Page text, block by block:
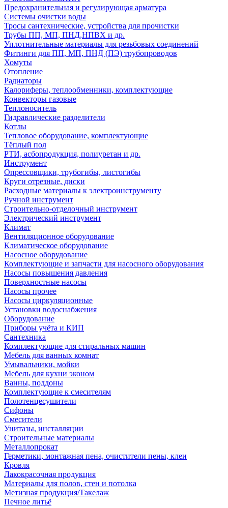
Предохранительная и регулирующая арматура
Системы очистки воды
Тросы сантехнические, устройства для прочистки
Трубы ПП, МП, ПНД,НПВХ и др.
Уплотнительные материалы для резьбовых соединений
Фитинги для ПП, МП, ПНД (ПЭ) трубопроводов
Хомуты
Отопление
Радиаторы
Калориферы, теплообменники, комплектующие
Конвекторы газовые
Теплоноситель
Гидравлические разделители
Котлы
Тепловое оборудование, комплектующие
Тёплый пол
РТИ, асбопродукция, полиуретан и др.
Инструмент
Опрессовщики, трубогибы, листогибы
Круги отрезные, диски
Расходные материалы к электроинструменту
Ручной инструмент
Строительно-отделочный инструмент
Электрический инструмент
Климат
Вентиляционное оборудование
Климатическое оборудование
Насосное оборудование
Комплектующие и запчасти для насосного оборудования
Насосы повышения давления
Поверхностные насосы
Насосы прочее
Насосы циркуляционные
Установки водоснабжения
Оборудование
Приборы учёта и КИП
Сантехника
Комплектующие для стиральных машин
Мебель для ванных комнат
Умывальники, мойки
Мебель для кухни эконом
Ванны, поддоны
Комплектующие к смесителям
Полотенцесушители
Сифоны
Смесители
Унитазы, инсталляции
Строительные материалы
Металлопрокат
Герметики, монтажная пена, очистители пены, клеи
Кровля
Лакокрасочная продукция
Материалы для полов, стен и потолка
Метизная продукция/Такелаж
Печное литьё